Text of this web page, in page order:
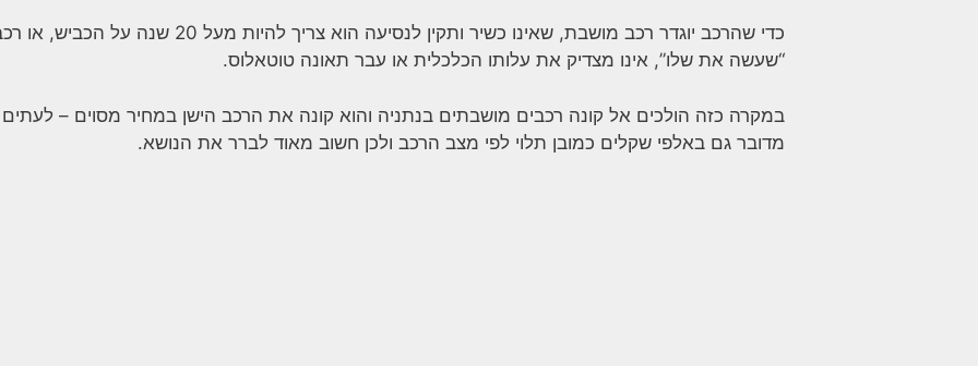
כדי שהרכב יוגדר רכב מושבת, שאינו כשיר ותקין לנסיעה הוא צריך להיות מעל 20 שנה על הכביש,
“שעשה את שלו”, אינו מצדיק את עלותו הכלכלית או עבר תאונה טוטאלוס.
במקרה כזה הולכים אל קונה רכבים מושבתים בנתניה והוא קונה את הרכב הישן במחיר מסוים – לעתים
מדובר גם באלפי שקלים כמובן תלוי לפי מצב הרכב ולכן חשוב מאוד לברר את הנושא.